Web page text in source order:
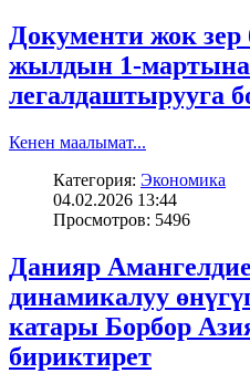
Документи жок
жылдын 1-
легалдаштырууга
Кенен маалымат...
Категория: Экономика
04.02.2026 13:44
Просмотров: 5496
Данияр
динамикалуу
катары Борбор
бириктирет